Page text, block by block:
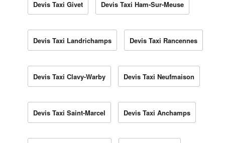
Devis Taxi Givet Devis Taxi Ham-Sur-Meuse
Devis Taxi Landrichamps Devis Taxi Rancennes
Devis Taxi Clavy-Warby Devis Taxi Neufmaison
Devis Taxi Saint-Marcel Devis Taxi Anchamps